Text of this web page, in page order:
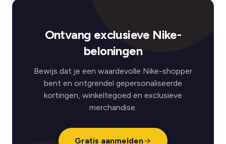
Ontvang exclusieve Nike-
beloningen
Bewijs dat je een waardevolle Nike-shopper
bent en ontgrendel gepersonaliseerde
kortingen, winkeltegoed en exclusieve
merchandise.
Gratis aanmelden